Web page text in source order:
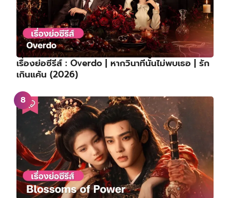
เรื่องย่อซีรีส์ : Overdo | หากวินาทีนั้นไม่พบเธอ | รัก
เกินแค้น (2026)